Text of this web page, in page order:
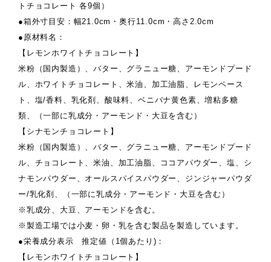
トチョコレート 各9個）
●箱外寸目安：幅21.0cm・奥行11.0cm・高さ2.0cm
●原材料名：
【レモンホワイトチョコレート】
米粉（国内製造）、バター、グラニュー糖、アーモンドプード
ル、ホワイトチョコレート、米油、加工油脂、レモンペース
ト、塩/香料、乳化剤、酸味料、ベニバナ黄色素、増粘多糖
類、（一部に乳成分・アーモンド・大豆を含む）
【シナモンチョコレート】
米粉（国内製造）、バター、グラニュー糖、アーモンドプード
ル、チョコレート、米油、加工油脂、ココアパウダー、塩、シ
ナモンパウダー、オールスパイスパウダー、ジンジャーパウダ
ー/乳化剤、（一部に乳成分・アーモンド・大豆を含む）
※乳成分、大豆、アーモンドを含む。
※製造工場では小麦・卵・乳を含む製品を製造しています。
●栄養成分表示 推定値（1個あたり)：
【レモンホワイトチョコレート】